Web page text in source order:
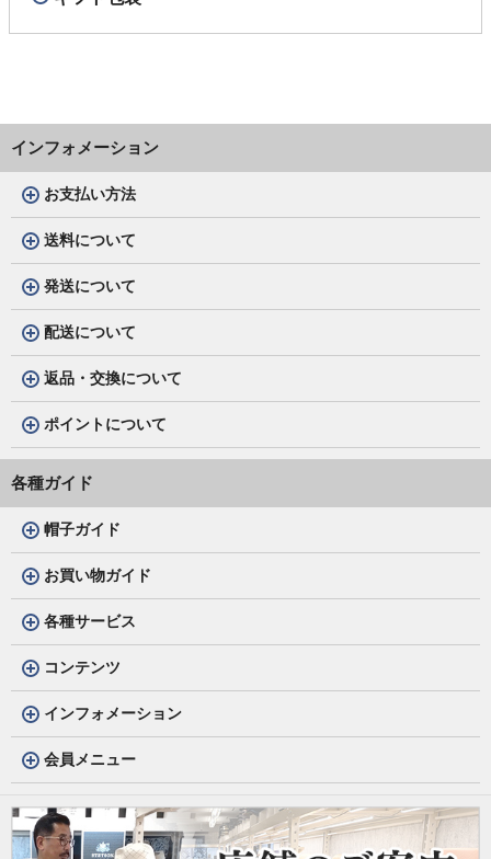
インフォメーション
お支払い方法
送料について
発送について
配送について
返品・交換について
ポイントについて
各種ガイド
帽子ガイド
お買い物ガイド
各種サービス
コンテンツ
インフォメーション
会員メニュー